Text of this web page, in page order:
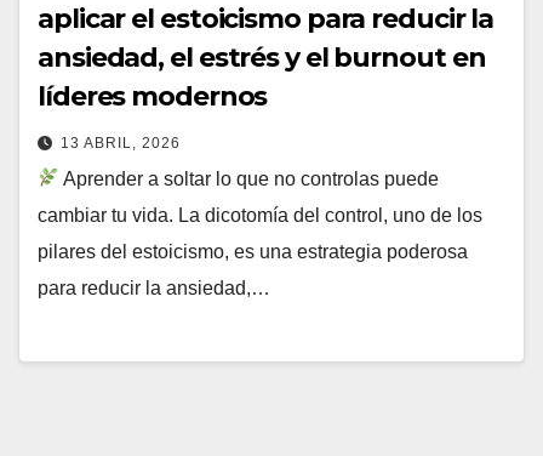
aplicar el estoicismo para reducir la
ansiedad, el estrés y el burnout en
líderes modernos
13 ABRIL, 2026
Aprender a soltar lo que no controlas puede
cambiar tu vida. La dicotomía del control, uno de los
pilares del estoicismo, es una estrategia poderosa
para reducir la ansiedad,…